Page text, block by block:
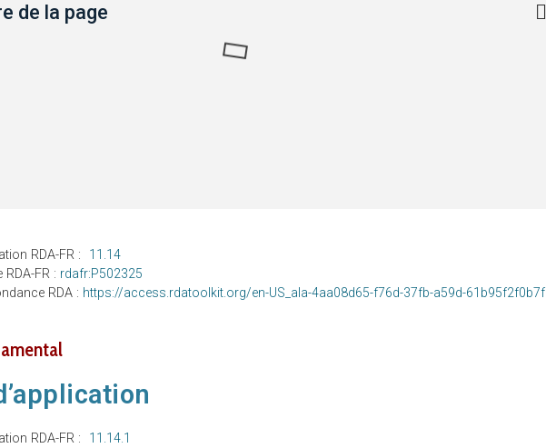
de la page
RDA-FR : 11.14
RDA-FR : rdafr:P502325
RDA : https://access.rdatoolkit.org/en-US_ala-4aa08d65-f76d-37fb-a59d-61b95f2f0b7f
RDA-FR : 11.14.1